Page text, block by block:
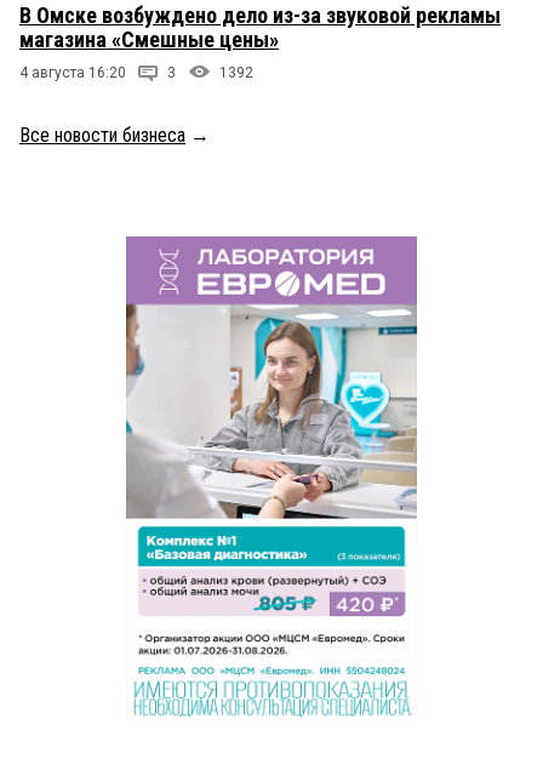
В Омске возбуждено дело из-за звуковой рекламы
магазина «Смешные цены»
4 августа 16:20 3 1392
Все новости бизнеса →